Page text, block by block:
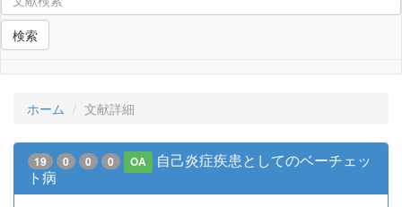
検索
ホーム 文献詳細
19 0 0 0 OA
自己炎症疾患としてのベーチェッ
ト病